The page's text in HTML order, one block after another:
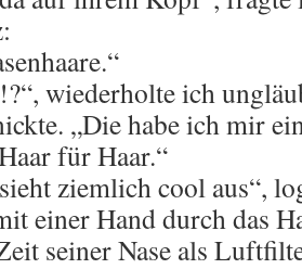
wiederholte ich
„Die habe ich mir
für Haar.“
ziemlich cool aus“,
einer Hand durch das
seiner Nase als